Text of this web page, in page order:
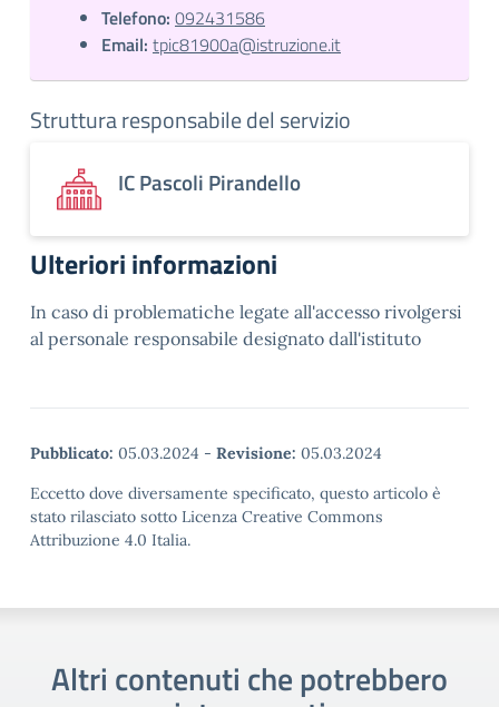
Telefono: 092431586
Email: tpic81900a@istruzione.it
Struttura responsabile del servizio
IC Pascoli Pirandello
Ulteriori informazioni
In caso di problematiche legate all'accesso rivolgersi
al personale responsabile designato dall'istituto
Pubblicato: 05.03.2024 - Revisione: 05.03.2024
Eccetto dove diversamente specificato, questo articolo è
stato rilasciato sotto Licenza Creative Commons
Attribuzione 4.0 Italia.
Altri contenuti che potrebbero